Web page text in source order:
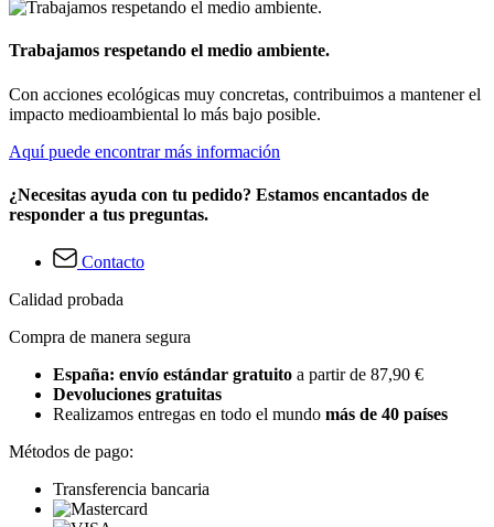
Trabajamos respetando el medio ambiente.
Con acciones ecológicas muy concretas, contribuimos a mantener el
impacto medioambiental lo más bajo posible.
Aquí puede encontrar más información
¿Necesitas ayuda con tu pedido? Estamos encantados de
responder a tus preguntas.
Contacto
Calidad probada
Compra de manera segura
España: envío estándar gratuito a partir de 87,90 €
Devoluciones gratuitas
Realizamos entregas en todo el mundo más de 40 países
Métodos de pago:
Transferencia bancaria